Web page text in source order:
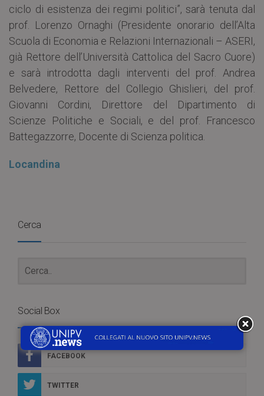
ciclo di esistenza dei regimi politici”, sarà tenuta dal
prof. Lorenzo Ornaghi (Presidente onorario dell’Alta
Scuola di Economia e Relazioni Internazionali – ASERI,
già Rettore dell’Università Cattolica del Sacro Cuore)
e sarà introdotta dagli interventi del prof. Andrea
Belvedere, Rettore del Collegio Ghislieri, del prof.
Giovanni Cordini, Direttore del Dipartimento di
Scienze Politiche e Sociali, e del prof. Francesco
Battegazzorre, Docente di Scienza politica.
Locandina
Cerca
Social Box
FACEBOOK
TWITTER